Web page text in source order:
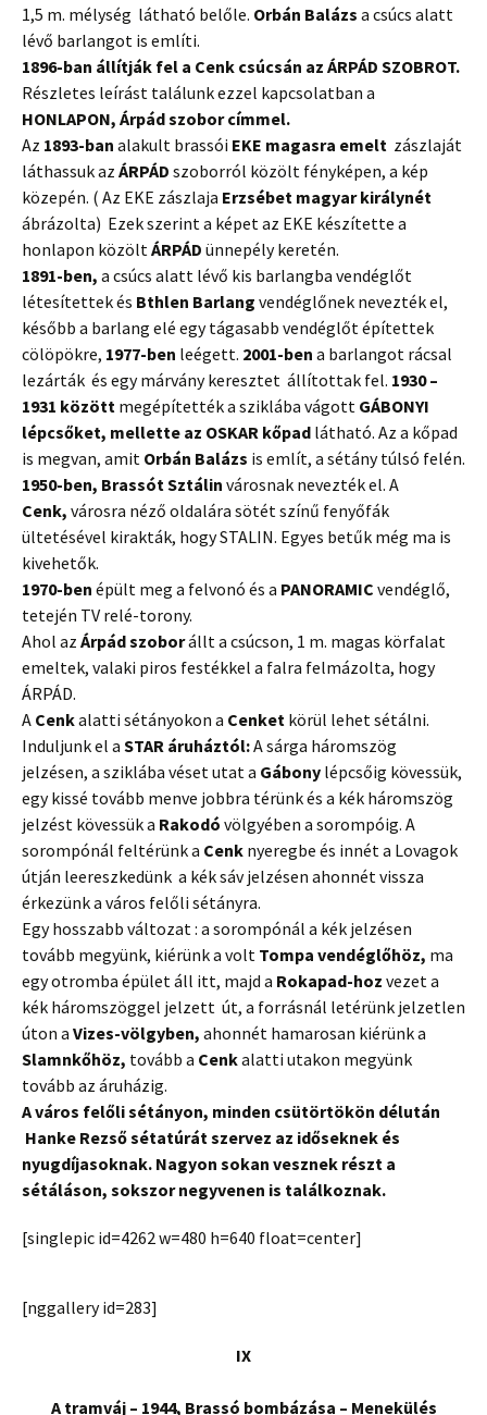
1,5 m. mélység látható belőle. Orbán Balázs a csúcs alatt
lévő barlangot is említi.
1896-ban állítják fel a Cenk csúcsán az ÁRPÁD SZOBROT.
Részletes leírást találunk ezzel kapcsolatban a
HONLAPON, Árpád szobor címmel.
Az 1893-ban alakult brassói EKE magasra emelt zászlaját
láthassuk az ÁRPÁD szoborról közölt fényképen, a kép
közepén. ( Az EKE zászlaja Erzsébet magyar királynét
ábrázolta) Ezek szerint a képet az EKE készítette a
honlapon közöltÁRPÁD ünnepély keretén.
1891-ben, a csúcs alatt lévő kis barlangba vendéglőt
létesítettek és Bthlen Barlang vendéglőnek nevezték el,
később a barlang elé egy tágasabb vendéglőt építettek
cölöpökre, 1977-ben leégett. 2001-ben a barlangot rácsal
lezárták és egy márvány keresztet állítottak fel. 1930 –
1931 között megépítették a sziklába vágott GÁBONYI
lépcsőket, mellette az OSKAR kőpad látható. Az a kőpad
is megvan, amit Orbán Balázs is említ, a sétány túlsó felén.
1950-ben, Brassót Sztálin városnak nevezték el. A
Cenk, városra néző oldalára sötét színű fenyőfák
ültetésével kirakták, hogy STALIN. Egyes betűk még ma is
kivehetők.
1970-ben épült meg a felvonó és a PANORAMIC vendéglő,
tetején TV relé-torony.
Ahol az Árpád szoborállt a csúcson, 1 m. magas körfalat
emeltek, valaki piros festékkel a falra felmázolta, hogy
ÁRPÁD.
A Cenkalatti sétányokon a Cenket körül lehet sétálni.
Induljunk el a STAR áruháztól:A sárga háromszög
jelzésen, a sziklába véset utat a Gábony lépcsőig kövessük,
egy kissé tovább menve jobbra térünk és a kék háromszög
jelzést kövessük a Rakodó völgyében a sorompóig. A
sorompónál feltérünk a Cenk nyeregbe és innét a Lovagok
útján leereszkedünk a kék sáv jelzésen ahonnét vissza
érkezünk a város felőli sétányra.
Egy hosszabb változat : a sorompónál a kék jelzésen
tovább megyünk, kiérünk a volt Tompa vendéglőhöz, ma
egy otromba épület áll itt, majd a Rokapad-hoz vezet a
kék háromszöggel jelzett út, a forrásnál letérünk jelzetlen
úton a Vizes-völgyben, ahonnét hamarosan kiérünk a
Slamnkőhöz, tovább a Cenkalatti utakon megyünk
tovább az áruházig.
A város felőli sétányon, minden csütörtökön délután
Hanke Rezső sétatúrát szervez az időseknek és
nyugdíjasoknak. Nagyon sokan vesznek részt a
sétáláson, sokszor negyvenen is találkoznak.
[singlepic id=4262 w=480 h=640 float=center]
[nggallery id=283]
IX
A tramváj – 1944, Brassó bombázása – Menekülés